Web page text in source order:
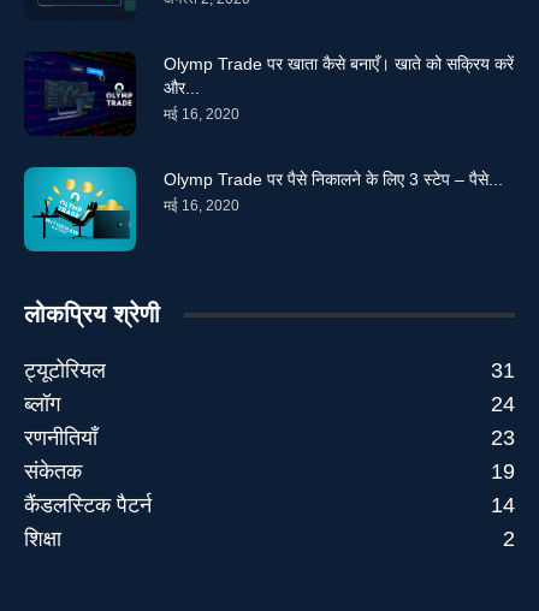
Olymp Trade पर खाता कैसे बनाएँ। खाते को सक्रिय करें
और...
मई 16, 2020
Olymp Trade पर पैसे निकालने के लिए 3 स्टेप – पैसे...
मई 16, 2020
लोकप्रिय श्रेणी
ट्यूटोरियल
31
ब्लॉग
24
रणनीतियाँ
23
संकेतक
19
कैंडलस्टिक पैटर्न
14
शिक्षा
2